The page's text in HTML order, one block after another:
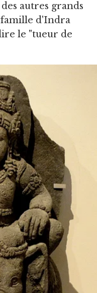
autres grands
famille d'Indra
le "tueur de